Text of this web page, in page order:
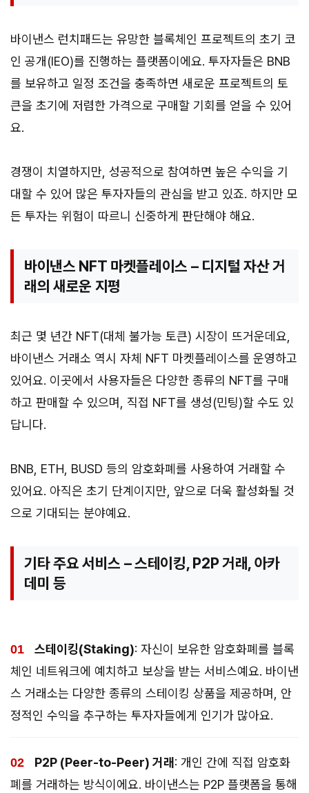
바이낸스 런치패드는 유망한 블록체인 프로젝트의 초기 코
인 공개(IEO)를 진행하는 플랫폼이에요. 투자자들은 BNB
를 보유하고 일정 조건을 충족하면 새로운 프로젝트의 토
큰을 초기에 저렴한 가격으로 구매할 기회를 얻을 수 있어
요.
경쟁이 치열하지만, 성공적으로 참여하면 높은 수익을 기
대할 수 있어 많은 투자자들의 관심을 받고 있죠. 하지만 모
든 투자는 위험이 따르니 신중하게 판단해야 해요.
바이낸스 NFT 마켓플레이스 – 디지털 자산 거
래의 새로운 지평
최근 몇 년간 NFT(대체 불가능 토큰) 시장이 뜨거운데요,
바이낸스 거래소 역시 자체 NFT 마켓플레이스를 운영하고
있어요. 이곳에서 사용자들은 다양한 종류의 NFT를 구매
하고 판매할 수 있으며, 직접 NFT를 생성(민팅)할 수도 있
답니다.
BNB, ETH, BUSD 등의 암호화폐를 사용하여 거래할 수
있어요. 아직은 초기 단계이지만, 앞으로 더욱 활성화될 것
으로 기대되는 분야예요.
기타 주요 서비스 – 스테이킹, P2P 거래, 아카
데미 등
스테이킹(Staking): 자신이 보유한 암호화폐를 블록
체인 네트워크에 예치하고 보상을 받는 서비스예요. 바이낸
스 거래소는 다양한 종류의 스테이킹 상품을 제공하며, 안
정적인 수익을 추구하는 투자자들에게 인기가 많아요.
P2P (Peer-to-Peer) 거래: 개인 간에 직접 암호화
폐를 거래하는 방식이에요. 바이낸스는 P2P 플랫폼을 통해